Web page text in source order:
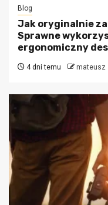
Blog
Jak oryginalnie
Sprawne
ergonomiczny
4 dni temu mateusz